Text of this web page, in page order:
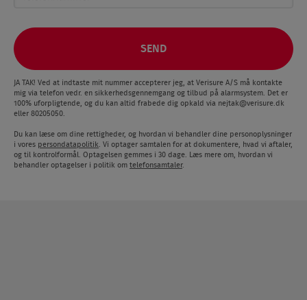
JA TAK! Ved at indtaste mit nummer accepterer jeg, at Verisure A/S må kontakte
mig via telefon vedr. en sikkerhedsgennemgang og tilbud på alarmsystem. Det er
100% uforpligtende, og du kan altid frabede dig opkald via nejtak@verisure.dk
eller 80205050.
Du kan læse om dine rettigheder, og hvordan vi behandler dine personoplysninger
i vores persondatapolitik . Vi optager samtalen for at dokumentere, hvad vi aftaler,
og til kontrolformål. Optagelsen gemmes i 30 dage. Læs mere om, hvordan vi
behandler optagelser i politik om telefonsamtaler.